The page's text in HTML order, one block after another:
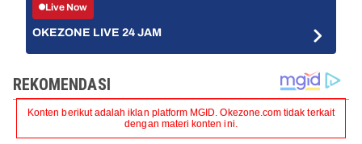
Live Now
OKEZONE LIVE 24 JAM